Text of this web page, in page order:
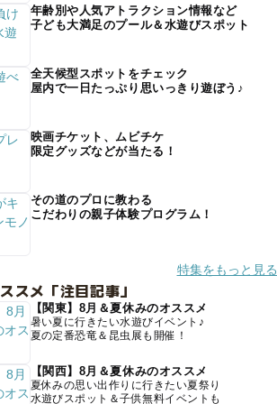
年齢別や人気アトラクション情報など
子ども大満足のプール＆水遊びスポット
全天候型スポットをチェック
屋内で一日たっぷり思いっきり遊ぼう♪
映画チケット、ムビチケ
限定グッズなどが当たる！
その道のプロに教わる
こだわりの親子体験プログラム！
特集をもっと見る
スメ「注目記事」
【関東】8月＆夏休みのオススメ
暑い夏に行きたい水遊びイベント♪
夏の定番恐竜＆昆虫展も開催！
【関西】8月＆夏休みのオススメ
夏休みの思い出作りに行きたい夏祭り
水遊びスポット＆子供無料イベントも